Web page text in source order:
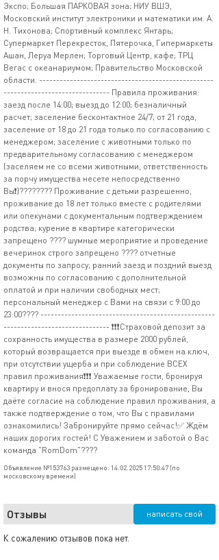
Экспо; Большая ПАРКОВАЯ зона; НИУ ВШЭ,
Московский институт электроники и математики им. А.
Н. Тихонова; Спортивный комплекс Янтарь;
Супермаркет Перекресток, Пятерочка, Гипермаркеты
Ашан, Леруа Мерлен; Торговый Центр, кафе; ТРЦ
Вегас с океанариумом; Правительство Московской
области. ---------------------------------------------------
------------------------------- Правила проживания:
заезд после 14:00; выезд до 12:00; безналичный
расчет; заселение бесконтактное 24/7; от 21 года,
заселение от 18 до 21 года только по согласованию с
менеджером; заселение с животными только по
предварительному согласованию с менеджером
(заселяем не со всеми животными, ответственность
за порчу имущества несете непосредственно
Вы❗)???????? Проживание с детьми разрешенно,
проживание до 18 лет только вместе с родителями
или опекунами с документальным подтверждением
родства; курение в квартире категорически
запрещено ???? шумные мероприятие и проведение
вечеринок строго запрещено ???? отчетные
документы по запросу; ранний заезд и поздний выезд
возможны по согласованию с дополнительной
оплатой и при наличии свободных мест;
персональный менеджер с Вами на связи с 9:00 до
23:00???? ---------------------------------------------------
------------------------------- ❗❗❗Страховой депозит за
сохранность имущества в размере 2000 рублей,
который возвращается при выезде в обмен на ключ,
при отсутствии ущерба и при соблюдение ВСЕХ
правил проживания❗❗❗ Уважаемые гости, бронируя
квартиру и внося предоплату за бронирование, Вы
даёте согласие на соблюдение правил проживания, а
также подтверждение о том, что Вы с правилами
ознакомились! Забронируйте прямо сейчас!✅ Ждём
наших дорогих гостей! С Уважением и заботой о Вас
команда "RomDom"????
Объявление №153763 размещено: 14.02.2025 17:50:47 (по
московскому времени)
Отзывы написать свой
К сожалению отзывов пока нет.